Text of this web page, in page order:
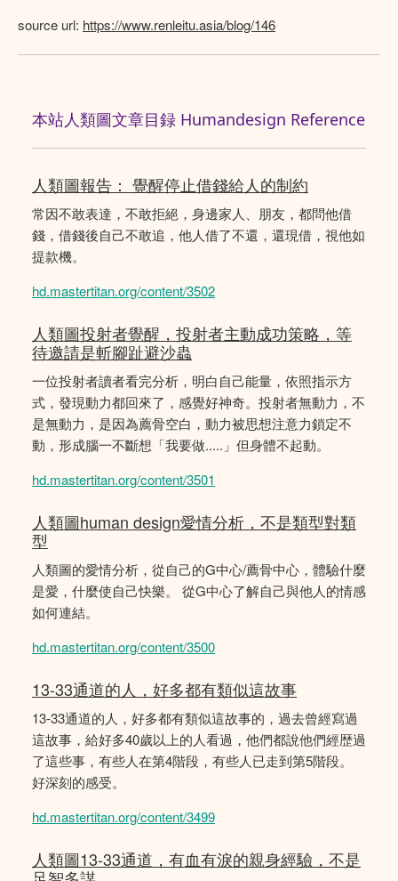
source url: https://www.renleitu.asia/blog/146
本站人類圖文章目録 Humandesign Reference
人類圖報告： 覺醒停止借錢給人的制約
常因不敢表達，不敢拒絕，身邊家人、朋友，都問他借
錢，借錢後自己不敢追，他人借了不還，還現借，視他如
提款機。
hd.mastertitan.org/content/3502
人類圖投射者覺醒，投射者主動成功策略，等
待邀請是斬腳趾避沙蟲
一位投射者讀者看完分析，明白自己能量，依照指示方
式，發現動力都回來了，感覺好神奇。投射者無動力，不
是無動力，是因為薦骨空白，動力被思想注意力鎖定不
動，形成腦一不斷想「我要做.....」但身體不起動。
hd.mastertitan.org/content/3501
人類圖human design愛情分析，不是類型對類
型
人類圖的愛情分析，從自己的G中心/薦骨中心，體驗什麼
是愛，什麼使自己快樂。 從G中心了解自己與他人的情感
如何連結。
hd.mastertitan.org/content/3500
13-33通道的人，好多都有類似這故事
13-33通道的人，好多都有類似這故事的，過去曾經寫過
這故事，給好多40歲以上的人看過，他們都說他們經歴過
了這些事，有些人在第4階段，有些人已走到第5階段。
好深刻的感受。
hd.mastertitan.org/content/3499
人類圖13-33通道，有血有淚的親身經驗，不是